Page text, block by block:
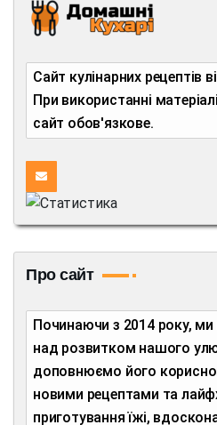
Сайт кулінарних рецептів
При використанні
сайт обов'язкове.
Про сайт
Починаючи з 2014 року, ми щоденно працюємо
над розвитком нашого
доповнюємо його
новими рецептами та
приготування їжі,